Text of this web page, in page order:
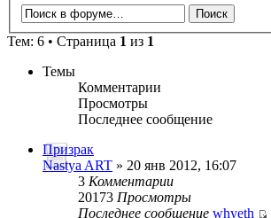
Тем: 6 • Страница 1 из 1
Темы
Комментарии
Просмотры
Последнее сообщение
Призрак
Nastya ART » 20 янв 2012, 16:07
3 Комментарии
20173 Просмотры
Последнее сообщение whyeth